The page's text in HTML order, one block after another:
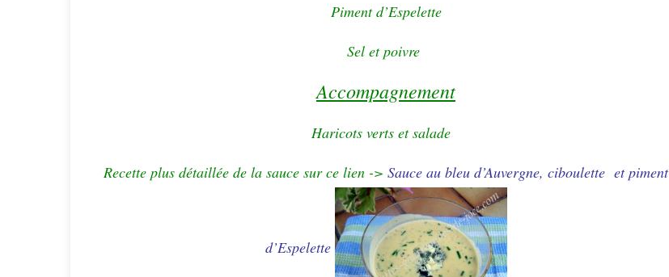
Piment d’Espelette
Sel et poivre
Accompagnement
Haricots verts et salade
Recette plus détaillée de la sauce sur ce lien -> Sauce au bleu d’Auvergne, ciboulette et piment
d’Espelette